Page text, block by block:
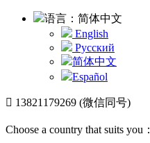
语言：简体中文
English
Русский
简体中文
Español
 13821179269 (微信同号)
Choose a country that suits you：